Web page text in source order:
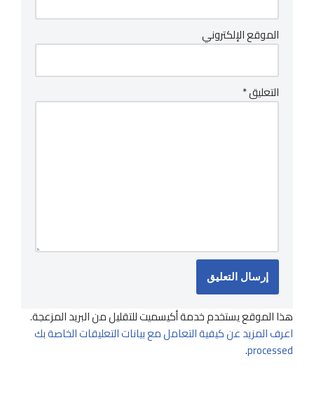
الموقع الإلكتروني
التعليق*
هذا الموقع يستخدم خدمة أكيسميت للتقليل من البريد المزعجة.
اعرف المزيد عن كيفية التعامل مع بيانات التعليقات الخاصة بك
processed
.